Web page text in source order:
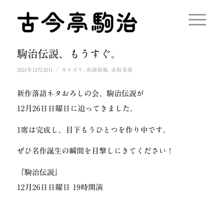
駒治伝説、もうすぐ。
2021年12月20日 / カテゴリ: 出演情報 赤坂寄席
新作落語ネタおろしの会、駒治伝説が
12月26日日曜日に迫ってきました。
1席は完成し、目下もうひとつを作り中です。
ぜひ名作誕生の瞬間を目撃しにきてください！
『駒治伝説』
12月26日日曜日 19時開演